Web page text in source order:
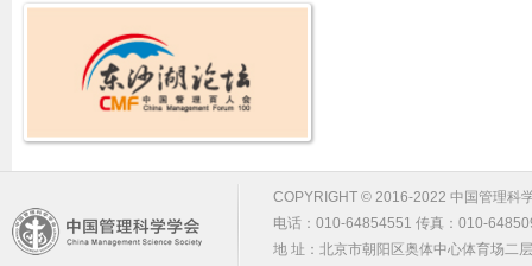
COPYRIGHT © 2016-2022 中国管理科
电话：010-64854551 传真：010-
地 址：北京市朝阳区奥体中心体育场二